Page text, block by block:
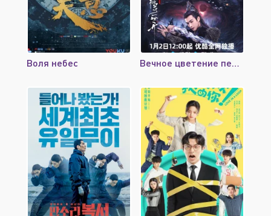
Воля небес Вечное цветение персиков